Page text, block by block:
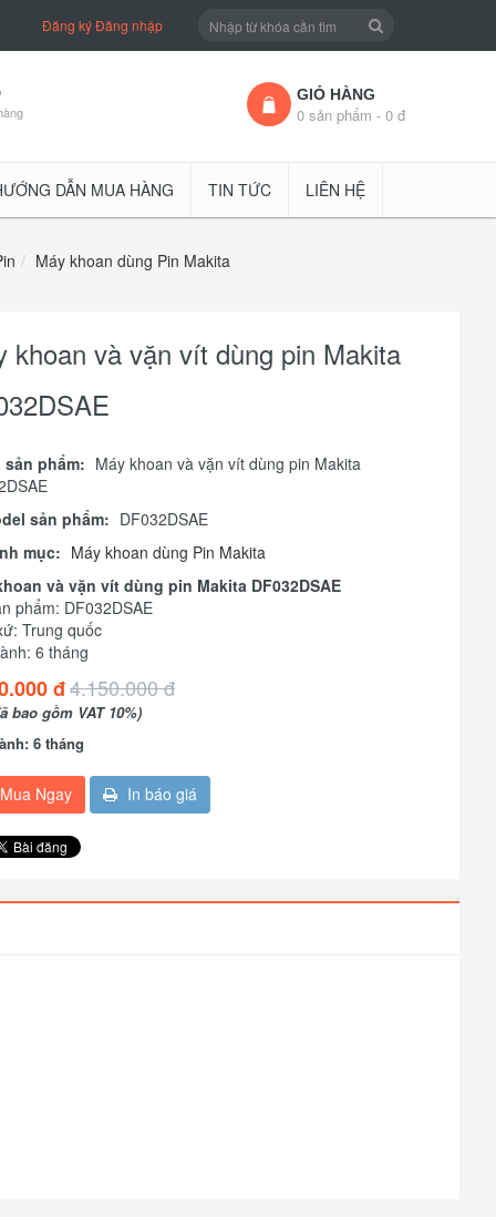
Đăng kýĐăng nhập
GIỎ HÀNG
0 sản phẩm - 0 đ
DẪN MUA HÀNG TIN TỨC LIÊN HỆ
Máy khoan dùng Pin Makita
khoan và vặn vít dùng pin Makita
sản phẩm: Máy khoan và vặn vít dùng pin Makita
sản phẩm: DF032DSAE
mục: Máy khoan dùng Pin Makita
và vặn vít dùng pin Makita DF032DSAE
phẩm: DF032DSAE
Trung quốc
6 tháng
đ4.150.000 đ
bao gồm VAT 10%)
6 tháng
Ngay In báo giá